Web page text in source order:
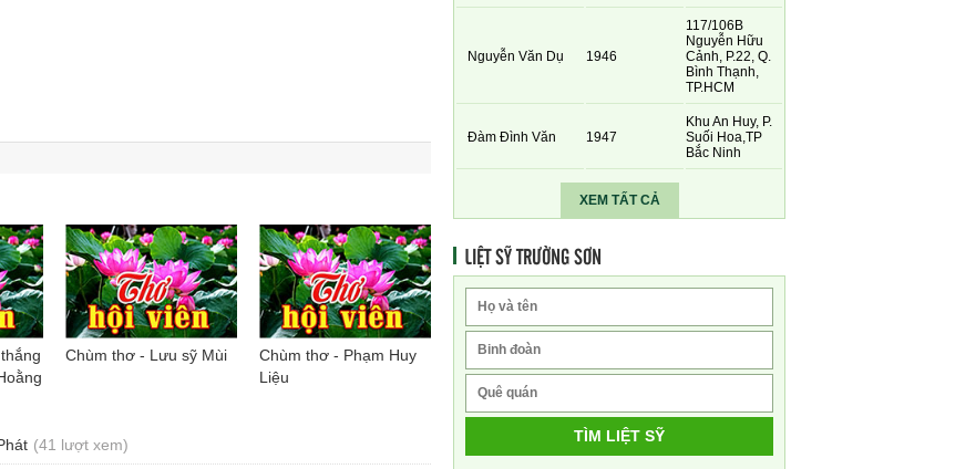
Chùm thơ - Lưu sỹ Mùi
Chùm thơ - Phạm Huy
Liệu
(41 lượt xem)
Nguyễn Văn Dụ 1946
117/106B
Nguyễn Hữu
Cảnh, P.22, Q.
Bình Thạnh,
TP.HCM
Đàm Đình Văn 1947
Khu An Huy, P.
Suối Hoa,TP
Bắc Ninh
XEM TẤT CẢ
LIỆT SỸ TRƯỜNG SƠN
TÌM LIỆT SỸ